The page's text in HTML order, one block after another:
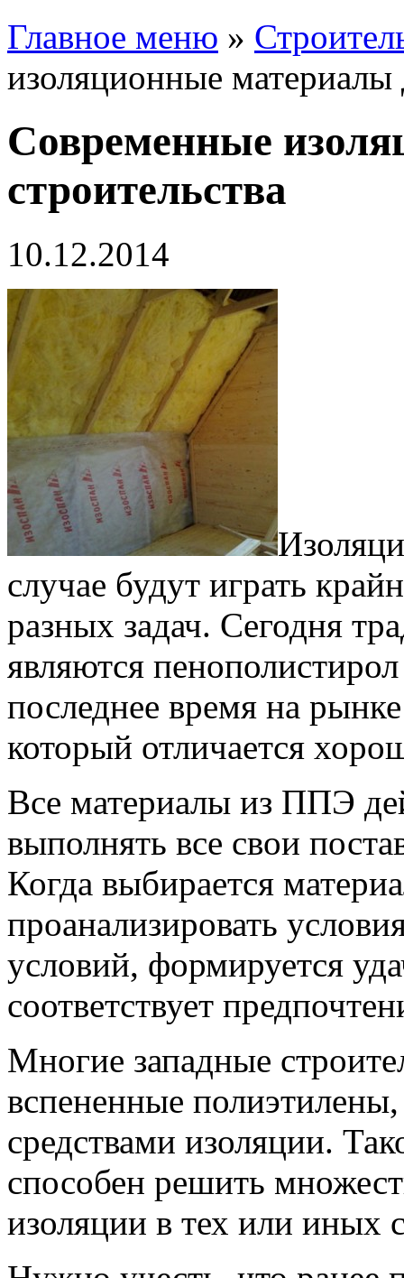
Главное меню »
изоляционные материалы
Современные
строительства
10.12.2014
случае будут играть
разных задач. Сегодня
являются
последнее время на
который отличается
Все материалы из ППЭ
выполнять все свои
Когда выбирается
проанализировать
условий, формируется
соответствует
Многие западные
вспененные
средствами изоляции.
способен решить
изоляции в тех или иных